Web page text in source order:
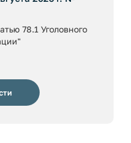
78.1 Уголовного